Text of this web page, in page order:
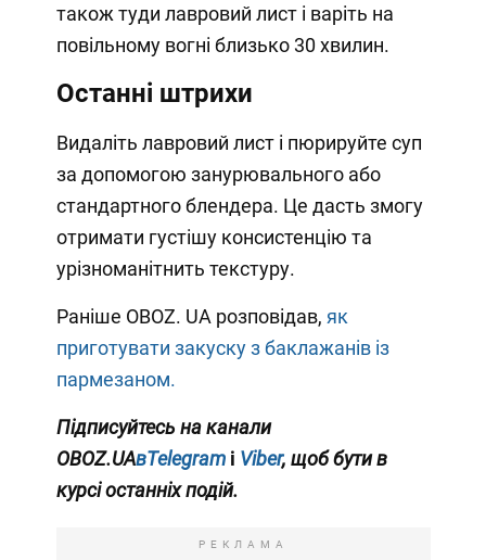
також туди лавровий лист і варіть на
повільному вогні близько 30 хвилин.
Останні штрихи
Видаліть лавровий лист і пюрируйте суп
за допомогою занурювального або
стандартного блендера. Це дасть змогу
отримати густішу консистенцію та
урізноманітнить текстуру.
Раніше OBOZ. UA розповідав, як
приготувати закуску з баклажанів із
пармезаном.
Підписуйтесь на канали
OBOZ.UAвTelegramі Viber, щоб бути в
курсі останніх подій.
РЕКЛАМА